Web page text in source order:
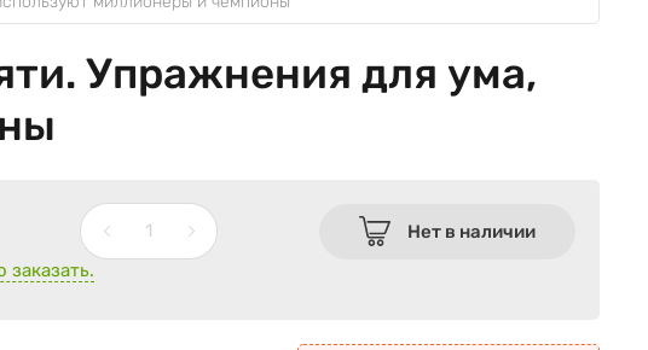
Упражнения для ума,
Нет в наличии